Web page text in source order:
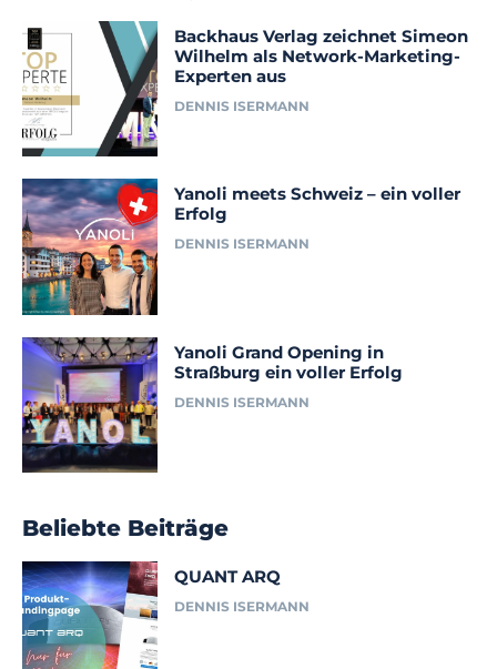
Backhaus Verlag zeichnet Simeon
Wilhelm als Network-Marketing-
Experten aus
DENNIS ISERMANN
Yanoli meets Schweiz – ein voller
Erfolg
DENNIS ISERMANN
Yanoli Grand Opening in
Straßburg ein voller Erfolg
DENNIS ISERMANN
Beliebte Beiträge
QUANT ARQ
DENNIS ISERMANN